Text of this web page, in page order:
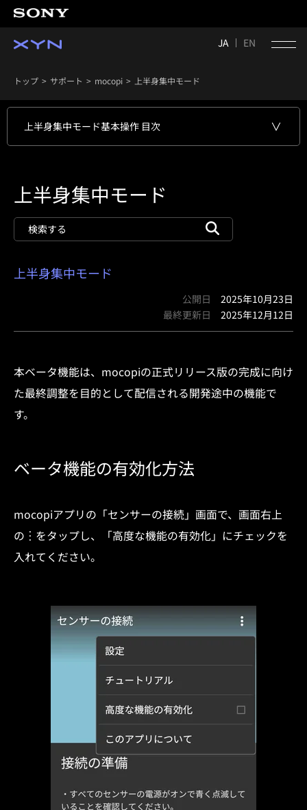
JA EN
トップ サポート mocopi 上半身集中モード
上半身集中モード基本操作 目次
上半身集中モード
上半身集中モード
公開日 2025年10月23日
最終更新日 2025年12月12日
本ベータ機能は、mocopiの正式リリース版の完成に向け
た最終調整を目的として配信される開発途中の機能で
す。
ベータ機能の有効化方法
mocopiアプリの「センサーの接続」画面で、画面右上
の︙をタップし、「高度な機能の有効化」にチェックを
入れてください。